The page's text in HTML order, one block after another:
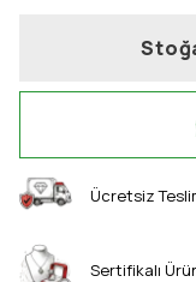
Ücretsiz
Sertifikalı